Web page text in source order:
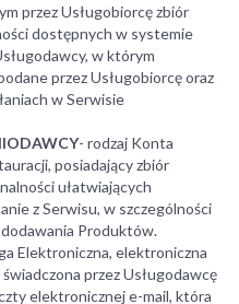
przez Usługobiorcę zbiór
dostępnych w systemie
w którym
przez Usługobiorcę oraz
w Serwisie
- rodzaj Konta
posiadający zbiór
ułatwiających
z Serwisu, w szczególności
Produktów.
Elektroniczna, elektroniczna
przez Usługodawcę
elektronicznej e-mail, która